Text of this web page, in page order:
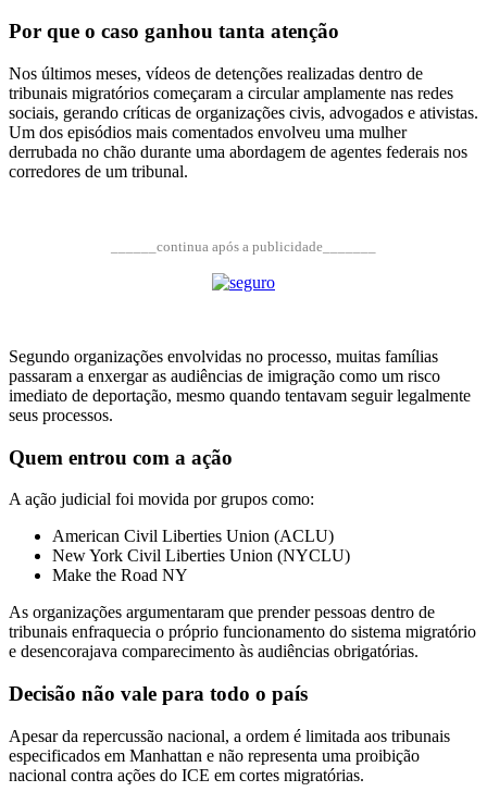
Por que o caso ganhou tanta atenção
Nos últimos meses, vídeos de detenções realizadas dentro de
tribunais migratórios começaram a circular amplamente nas redes
sociais, gerando críticas de organizações civis, advogados e ativistas.
Um dos episódios mais comentados envolveu uma mulher
derrubada no chão durante uma abordagem de agentes federais nos
corredores de um tribunal.
______continua após a publicidade_______
Segundo organizações envolvidas no processo, muitas famílias
passaram a enxergar as audiências de imigração como um risco
imediato de deportação, mesmo quando tentavam seguir legalmente
seus processos.
Quem entrou com a ação
A ação judicial foi movida por grupos como:
American Civil Liberties Union (ACLU)
New York Civil Liberties Union (NYCLU)
Make the Road NY
As organizações argumentaram que prender pessoas dentro de
tribunais enfraquecia o próprio funcionamento do sistema migratório
e desencorajava comparecimento às audiências obrigatórias.
Decisão não vale para todo o país
Apesar da repercussão nacional, a ordem é limitada aos tribunais
especificados em Manhattan e não representa uma proibição
nacional contra ações do ICE em cortes migratórias.